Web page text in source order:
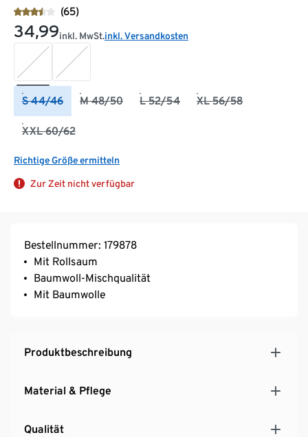
(65)
34,99inkl. MwSt.inkl. Versandkosten
S 44/46 M 48/50 L 52/54 XL 56/58
XXL 60/62
Richtige Größe ermitteln
Zur Zeit nicht verfügbar
Bestellnummer: 179878
Mit Rollsaum
Baumwoll-Mischqualität
Mit Baumwolle
Produktbeschreibung
Material & Pflege
Qualität